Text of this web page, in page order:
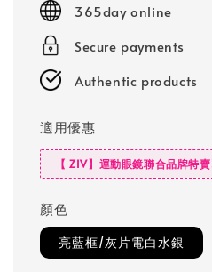
365day online
Secure payments
Authentic products
適用優惠
【 ZIV】運動眼鏡聯合品牌特
顏色
亮藍框/灰片電白水銀